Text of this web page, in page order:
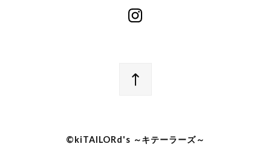
©︎kiTAILORd's ～キテーラーズ～